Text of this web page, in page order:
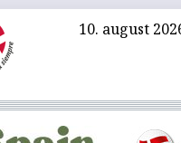
10. august